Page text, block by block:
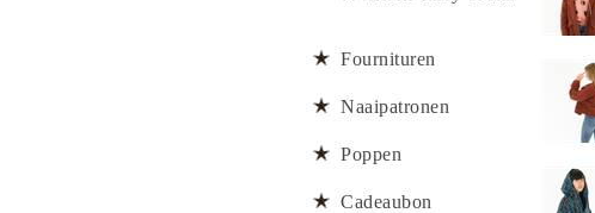
Fournituren
Naaipatronen
Poppen
Cadeaubon